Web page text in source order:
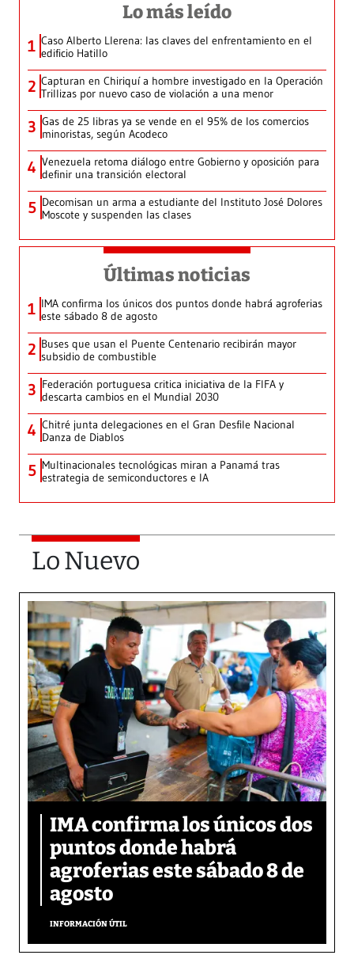
Lo más leído
1 Caso Alberto Llerena: las claves del enfrentamiento en el
edificio Hatillo
2 Capturan en Chiriquí a hombre investigado en la Operación
Trillizas por nuevo caso de violación a una menor
3 Gas de 25 libras ya se vende en el 95% de los comercios
minoristas, según Acodeco
4 Venezuela retoma diálogo entre Gobierno y oposición para
definir una transición electoral
5 Decomisan un arma a estudiante del Instituto José Dolores
Moscote y suspenden las clases
Últimas noticias
1 IMA confirma los únicos dos puntos donde habrá agroferias
este sábado 8 de agosto
2 Buses que usan el Puente Centenario recibirán mayor
subsidio de combustible
3 Federación portuguesa critica iniciativa de la FIFA y
descarta cambios en el Mundial 2030
4 Chitré junta delegaciones en el Gran Desfile Nacional
Danza de Diablos
5 Multinacionales tecnológicas miran a Panamá tras
estrategia de semiconductores e IA
Lo Nuevo
IMA confirma los únicos dos
puntos donde habrá
agroferias este sábado 8 de
agosto
INFORMACIÓN ÚTIL